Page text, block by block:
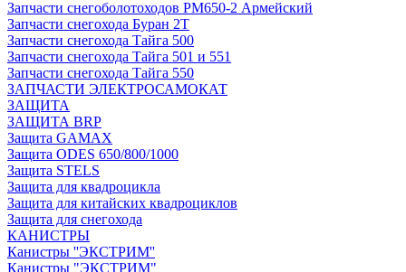
Запчасти снегоболотоходов РМ650-2 Армейский
Запчасти снегохода Буран 2Т
Запчасти снегохода Тайга 500
Запчасти снегохода Тайга 501 и 551
Запчасти снегохода Тайга 550
ЗАПЧАСТИ ЭЛЕКТРОСАМОКАТ
ЗАЩИТА
ЗАЩИТА BRP
Защита GAMAX
Защита ODES 650/800/1000
Защита STELS
Защита для квадроцикла
Защита для китайских квадроциклов
Защита для снегохода
КАНИСТРЫ
Канистры ''ЭКСТРИМ''
Канистры "ЭКСТРИМ"